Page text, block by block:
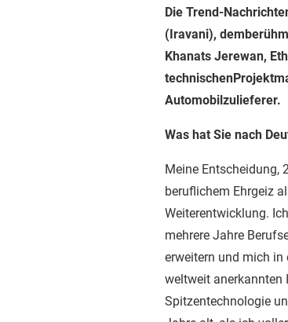
Die Trend-
(Iravani),
Khanats Jerewan,
Automobilzulieferer.
Was hat Sie nach
Meine Entscheidung,
beruflichem Ehrgeiz
Weiterentwicklung.
mehrere Jahre
erweitern und mich in
weltweit anerkannten
Spitzentechnologie